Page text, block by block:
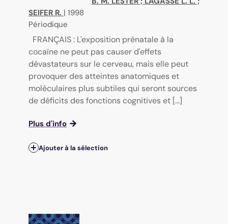
SEIFER R. | 1998
Périodique
FRANÇAIS : L'exposition prénatale à la
cocaïne ne peut pas causer d'effets
dévastateurs sur le cerveau, mais elle peut
provoquer des atteintes anatomiques et
moléculaires plus subtiles qui seront sources
de déficits des fonctions cognitives et [...]
Plus d'info
Ajouter à la sélection